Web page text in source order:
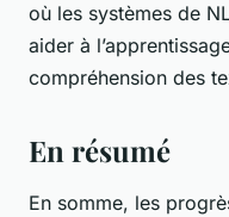
où les systèmes de
aider à
compréhension des
En résumé
En somme, les